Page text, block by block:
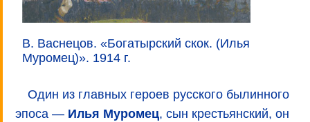
В. Васнецов. «Богатырский скок. (Илья
Муромец)». 1914 г.
Один из главных героев русского былинного
эпоса — Илья Муромец, сын крестьянский, он